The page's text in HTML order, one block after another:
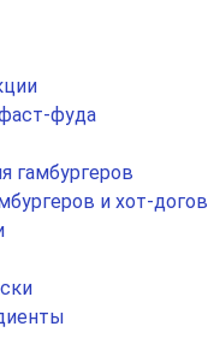
фуда
гамбургеров
и хот-догов